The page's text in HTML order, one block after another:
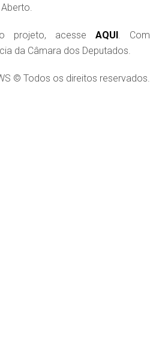
projeto, acesse AQUI. Com
da Câmara dos Deputados.
© Todos os direitos reservados.